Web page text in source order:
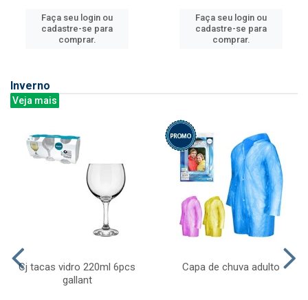
Faça seu login ou
cadastre-se para
comprar.
Faça seu login ou
cadastre-se para
comprar.
Inverno
Veja mais
Cj tacas vidro 220ml 6pcs
gallant
Capa de chuva adulto